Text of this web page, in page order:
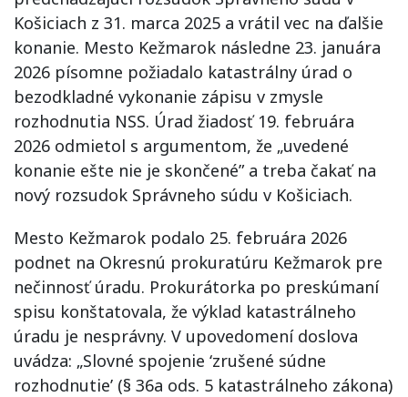
Košiciach z 31. marca 2025 a vrátil vec na ďalšie
konanie. Mesto Kežmarok následne 23. januára
2026 písomne požiadalo katastrálny úrad o
bezodkladné vykonanie zápisu v zmysle
rozhodnutia NSS. Úrad žiadosť 19. februára
2026 odmietol s argumentom, že „uvedené
konanie ešte nie je skončené” a treba čakať na
nový rozsudok Správneho súdu v Košiciach.
Mesto Kežmarok podalo 25. februára 2026
podnet na Okresnú prokuratúru Kežmarok pre
nečinnosť úradu. Prokurátorka po preskúmaní
spisu konštatovala, že výklad katastrálneho
úradu je nesprávny. V upovedomení doslova
uvádza: „Slovné spojenie ‘zrušené súdne
rozhodnutie’ (§ 36a ods. 5 katastrálneho zákona)